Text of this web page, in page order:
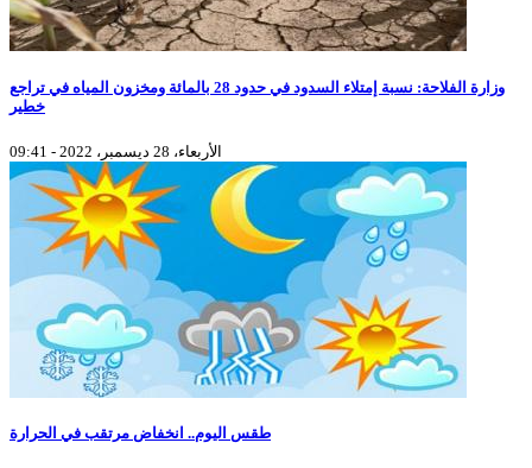
وزارة الفلاحة: نسبة إمتلاء السدود في حدود 28 بالمائة ومخزون المياه في تراجع
خطير
الأربعاء، 28 ديسمبر، 2022 - 09:41
طقس اليوم.. انخفاض مرتقب في الحرارة